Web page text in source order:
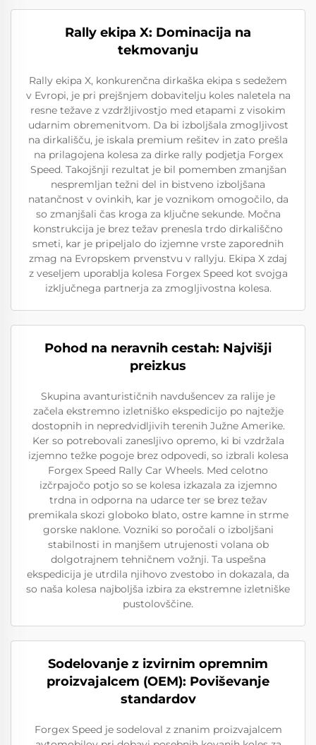
Rally ekipa X: Dominacija na
tekmovanju
Rally ekipa X, konkurenčna dirkaška ekipa s sedežem
v Evropi, je pri prejšnjem dobavitelju koles naletela na
resne težave z vzdržljivostjo med etapami z visokim
udarnim obremenitvom. Da bi izboljšala zmogljivost
na dirkališču, je iskala premium rešitev in zato prešla
na prilagojena kolesa za dirke rally podjetja Forgex
Speed. Takojšnji rezultat je bil pomemben zmanjšan
nespremljan težni del in bistveno izboljšana
natančnost v ovinkih, kar je voznikom omogočilo, da
so zmanjšali čas kroga za ključne sekunde. Močna
konstrukcija je brez težav prenesla trdo dirkališčno
smeti, kar je pripeljalo do izjemne vrste zaporednih
zmag na Evropskem prvenstvu v rallyju. Ekipa X zdaj
z veseljem uporablja kolesa Forgex Speed kot svojga
izključnega partnerja za zmogljivostna kolesa.
Pohod na neravnih cestah: Najvišji
preizkus
Skupina avanturističnih navdušencev za ralije je
začela ekstremno izletniško ekspedicijo po najtežje
dostopnih in nepredvidljivih terenih Južne Amerike.
Ker so potrebovali zanesljivo opremo, ki bi vzdržala
izjemno težke pogoje brez odpovedi, so izbrali kolesa
Forgex Speed Rally Car Wheels. Med celotno
izčrpajočo potjo so se kolesa izkazala za izjemno
trdna in odporna na udarce ter se brez težav
premikala skozi globoko blato, ostre kamne in strme
gorske naklone. Vozniki so poročali o izboljšani
stabilnosti in manjšem utrujenosti volana ob
dolgotrajnem tehničnem vožnji. Ta uspešna
ekspedicija je utrdila njihovo zvestobo in dokazala, da
so naša kolesa najboljša izbira za ekstremne izletniške
pustolovščine.
Sodelovanje z izvirnim opremnim
proizvajalcem (OEM): Poviševanje
standardov
Forgex Speed je sodeloval z znanim proizvajalcem